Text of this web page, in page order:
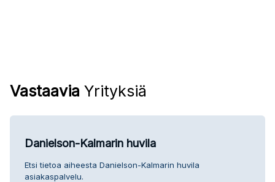
Vastaavia Yrityksiä
Danielson-Kalmarin huvila
Etsi tietoa aiheesta Danielson-Kalmarin huvila
asiakaspalvelu.